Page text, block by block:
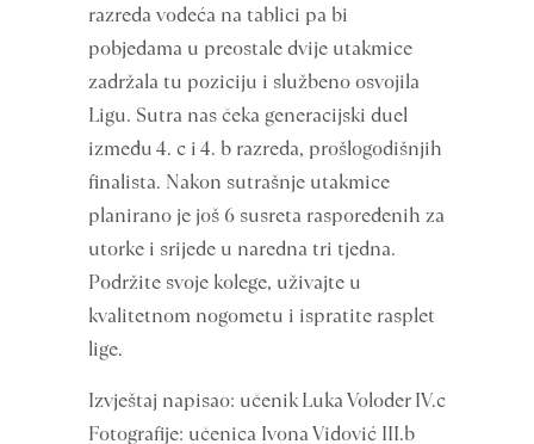
razreda vodeća na tablici pa bi
pobjedama u preostale dvije utakmice
zadržala tu poziciju i službeno osvojila
Ligu. Sutra nas čeka generacijski duel
između 4. c i 4. b razreda, prošlogodišnjih
finalista. Nakon sutrašnje utakmice
planirano je još 6 susreta raspoređenih za
utorke i srijede u naredna tri tjedna.
Podržite svoje kolege, uživajte u
kvalitetnom nogometu i ispratite rasplet
lige.
Izvještaj napisao: učenik Luka Voloder IV.c
Fotografije: učenica Ivona Vidović III.b